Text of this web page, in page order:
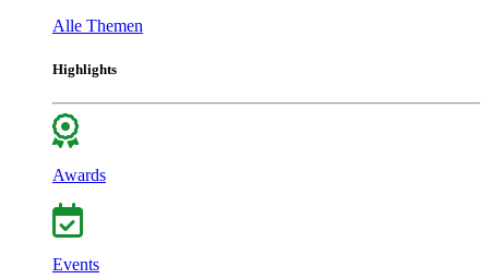
Alle Themen
Highlights
Awards
Events